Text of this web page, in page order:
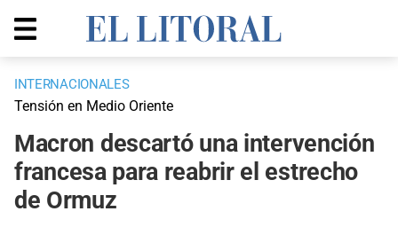
INTERNACIONALES
Tensión en Medio Oriente
Macron descartó una intervención
francesa para reabrir el estrecho
de Ormuz